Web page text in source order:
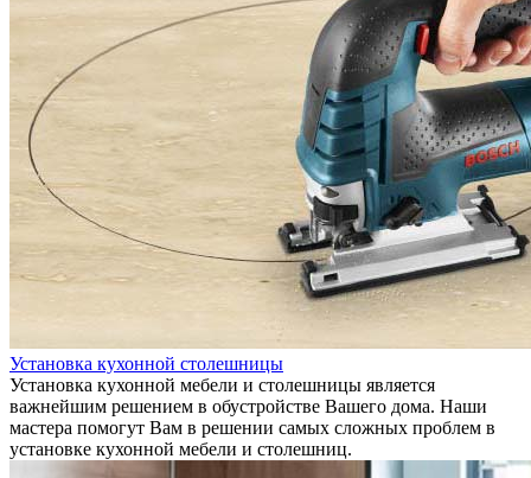
Установка кухонной столешницы
Установка кухонной мебели и столешницы является
важнейшим решением в обустройстве Вашего дома. Наши
мастера помогут Вам в решении самых сложных проблем в
установке кухонной мебели и столешниц.